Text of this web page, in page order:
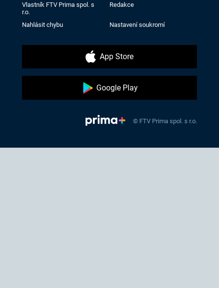
Vlastník FTV Prima spol. s
r.o.
Redakce
Nahlásit chybu Nastavení soukromí
App Store
Google Play
© FTV Prima spol. s r.o.